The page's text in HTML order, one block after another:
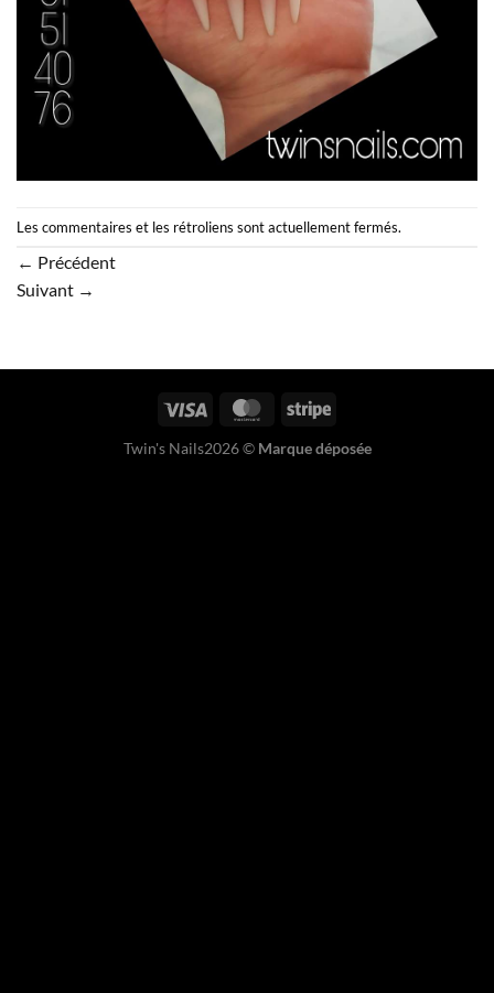
Les commentaires et les rétroliens sont actuellement fermés.
← Précédent
Suivant →
Twin's Nails2026 © Marque déposée